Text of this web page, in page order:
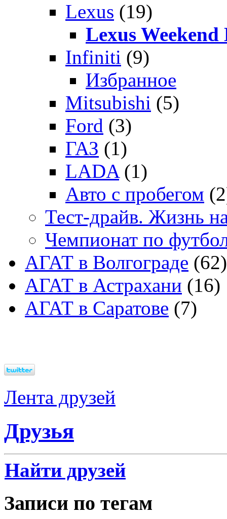
Lexus (19)
Lexus Weekend
Infiniti (9)
Избранное
Mitsubishi (5)
Ford (3)
ГАЗ (1)
LADA (1)
Авто с пробегом
Тест-драйв. Жизнь
Чемпионат по
АГАТ в Волгограде (62)
АГАТ в Астрахани (16)
АГАТ в Саратове (7)
Лента друзей
Друзья
Найти друзей
Записи по тегам